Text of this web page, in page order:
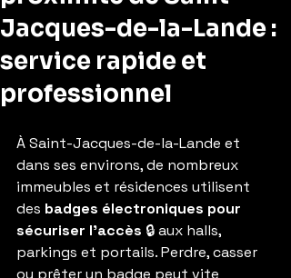
Jacques-de-la-Lande :
service rapide et
professionnel
À Saint-Jacques-de-la-Lande et
dans ses environs, de nombreux
immeubles et résidences utilisent
des badges électroniques pour
sécuriser l’accès 🔒 aux halls,
parkings et portails. Perdre, casser
ou prêter un badge peut vite